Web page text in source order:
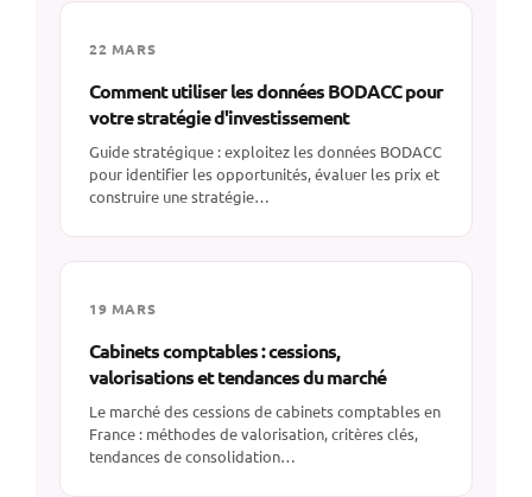
22 MARS
Comment utiliser les données BODACC pour
votre stratégie d'investissement
Guide stratégique : exploitez les données BODACC
pour identifier les opportunités, évaluer les prix et
construire une stratégie…
19 MARS
Cabinets comptables : cessions,
valorisations et tendances du marché
Le marché des cessions de cabinets comptables en
France : méthodes de valorisation, critères clés,
tendances de consolidation…